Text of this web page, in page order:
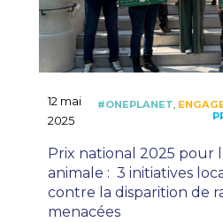
12 mai
2025
Prix national 2025 pour
animale : 3 initiatives
contre la disparition de
menacées